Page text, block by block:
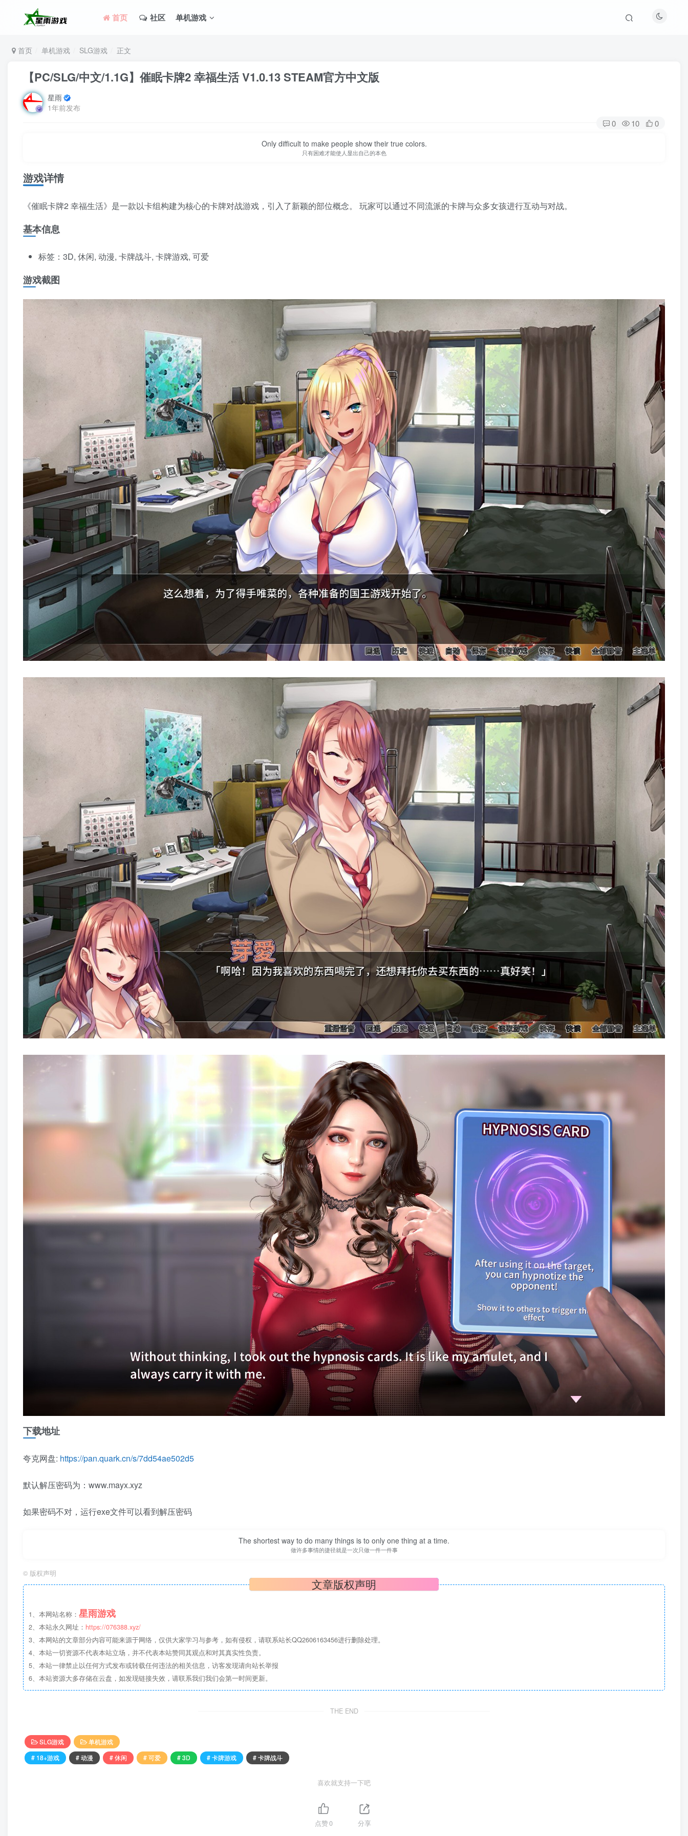
首页 社区 单机游戏
首页 单机游戏 SLG游戏 正文
【PC/SLG/中文/1.1G】催眠卡牌2 幸福生活 V1.0.13 STEAM官方中文版
星雨
1年前发布
0 10 0
Only difficult to make people show their true colors.
只有困难才能使人显出自己的本色
游戏详情
《催眠卡牌2 幸福生活》是一款以卡组构建为核心的卡牌对战游戏，引入了新颖的部位概念。 玩家可以通过不同流派的卡牌与众多女孩进行互动与对战。
基本信息
标签：3D, 休闲, 动漫, 卡牌战斗, 卡牌游戏, 可爱
游戏截图
下载地址
夸克网盘: https://pan.quark.cn/s/7dd54ae502d5
默认解压密码为：www.mayx.xyz
如果密码不对，运行exe文件可以看到解压密码
The shortest way to do many things is to only one thing at a time.
做许多事情的捷径就是一次只做一件一件事
© 版权声明
文章版权声明
1、本网站名称： 星雨游戏
2、本站永久网址： https://076388.xyz/
3、本网站的文章部分内容可能来源于网络，仅供大家学习与参考，如有侵权，请联系站长QQ2606163456进行删除处理。
4、本站一切资源不代表本站立场，并不代表本站赞同其观点和对其真实性负责。
5、本站一律禁止以任何方式发布或转载任何违法的相关信息，访客发现请向站长举报
6、本站资源大多存储在云盘，如发现链接失效，请联系我们我们会第一时间更新。
THE END
SLG游戏
单机游戏
# 18+游戏
# 动漫 # 休闲 # 可爱 # 3D # 卡牌游戏 # 卡牌战斗
喜欢就支持一下吧
点赞0 分享